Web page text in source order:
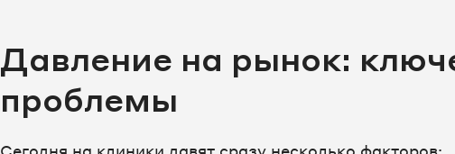
Давление на рынок:
проблемы